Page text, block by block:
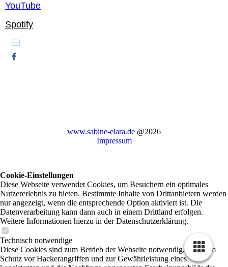
YouTube
Spotify
www.sabine-elara.de @2026
Impressum
Cookie-Einstellungen
Diese Webseite verwendet Cookies, um Besuchern ein optimales
Nutzererlebnis zu bieten. Bestimmte Inhalte von Drittanbietern werden
nur angezeigt, wenn die entsprechende Option aktiviert ist. Die
Datenverarbeitung kann dann auch in einem Drittland erfolgen.
Weitere Informationen hierzu in der Datenschutzerklärung.
Technisch notwendige
Diese Cookies sind zum Betrieb der Webseite notwendig, z.B. zum
Schutz vor Hackerangriffen und zur Gewährleistung eines